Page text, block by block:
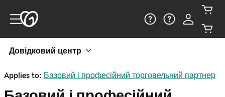
Довідковий центр
Applies to: Базовий і професійний торговельний партнер